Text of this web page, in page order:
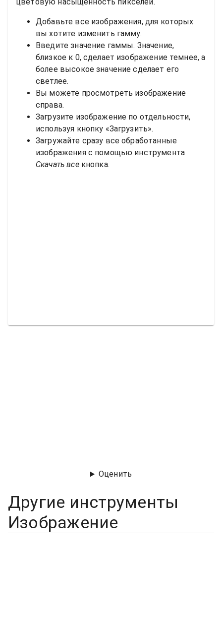
цветовую насыщенность пикселей.
Добавьте все изображения, для которых
вы хотите изменить гамму.
Введите значение гаммы. Значение,
близкое к 0, сделает изображение темнее, а
более высокое значение сделает его
светлее.
Вы можете просмотреть изображение
справа.
Загрузите изображение по отдельности,
используя кнопку «Загрузить».
Загружайте сразу все обработанные
изображения с помощью инструмента
Скачать всекнопка.
Оценить
Другие инструменты
Изображение